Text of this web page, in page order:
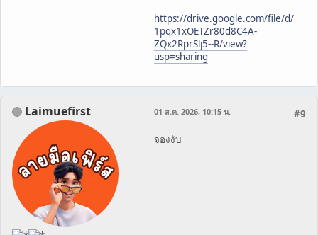
https://drive.google.com/file/d/
1pqx1xOETZr80d8C4A-
ZQx2RprSlj5--R/view?
usp=sharing
Laimuefirst #9
01 ส.ค. 2026, 10:15 น.
จองงับ